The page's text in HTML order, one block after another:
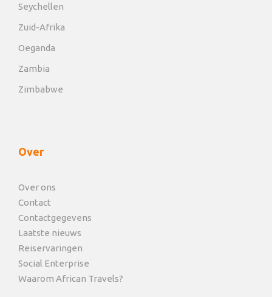
Seychellen
Zuid-Afrika
Oeganda
Zambia
Zimbabwe
Over
Over ons
Contact
Contactgegevens
Laatste nieuws
Reiservaringen
Social Enterprise
Waarom African Travels?